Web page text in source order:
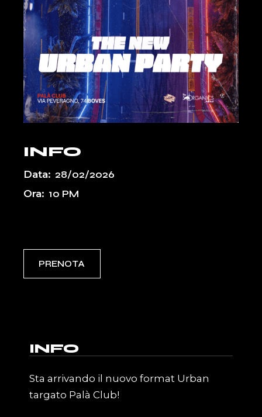
INFO
Data: 28/02/2026
Ora: 10 PM
PRENOTA
INFO
Sta arrivando il nuovo format Urban
targato Palà Club!